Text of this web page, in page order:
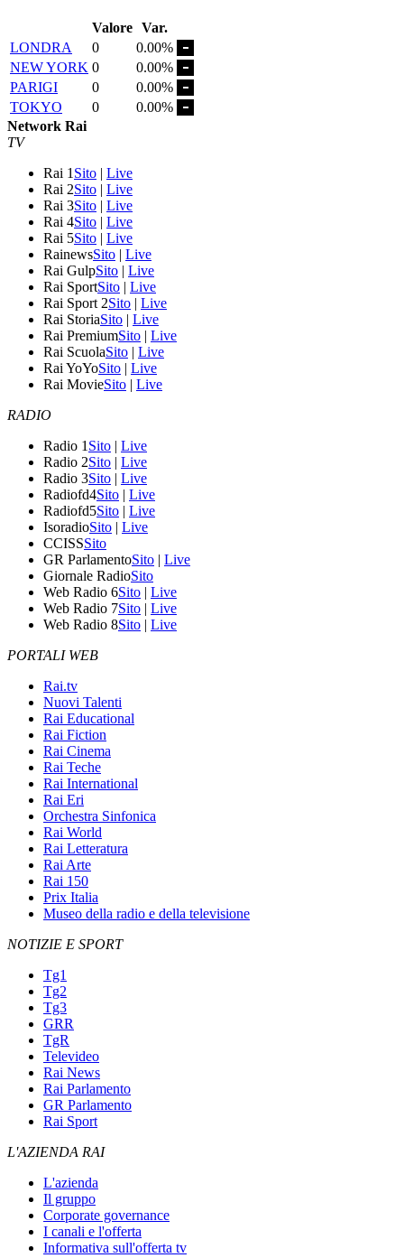
Valore Var.
LONDRA
0
0.00%
NEW YORK 0
0.00%
PARIGI
0
0.00%
TOKYO
0
0.00%
Network Rai
TV
Rai 1 Sito | Live
Rai 2Sito | Live
Rai 3Sito | Live
Rai 4Sito | Live
Rai 5Sito | Live
RainewsSito | Live
Rai GulpSito | Live
Rai SportSito | Live
Rai Sport 2Sito | Live
Rai StoriaSito | Live
Rai PremiumSito | Live
Rai ScuolaSito | Live
Rai YoYoSito | Live
Rai MovieSito | Live
RADIO
Radio 1 Sito | Live
Radio 2Sito | Live
Radio 3Sito | Live
Radiofd4Sito | Live
Radiofd5Sito | Live
IsoradioSito | Live
CCISSSito
GR ParlamentoSito | Live
Giornale RadioSito
Web Radio 6Sito | Live
Web Radio 7Sito | Live
Web Radio 8Sito | Live
PORTALI WEB
Rai.tv
Nuovi Talenti
Rai Educational
Rai Fiction
Rai Cinema
Rai Teche
Rai International
Rai Eri
Orchestra Sinfonica
Rai World
Rai Letteratura
Rai Arte
Rai 150
Prix Italia
Museo della radio e della televisione
NOTIZIE E SPORT
Tg1
Tg2
Tg3
GRR
TgR
Televideo
Rai News
Rai Parlamento
GR Parlamento
Rai Sport
L'AZIENDA RAI
L'azienda
Il gruppo
Corporate governance
I canali e l'offerta
Informativa sull'offerta tv